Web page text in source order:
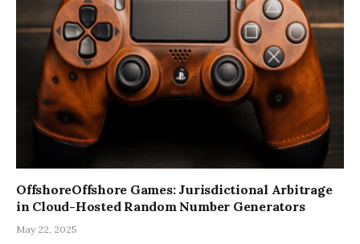
OffshoreOffshore Games: Jurisdictional Arbitrage
in Cloud-Hosted Random Number Generators
May 22, 2025